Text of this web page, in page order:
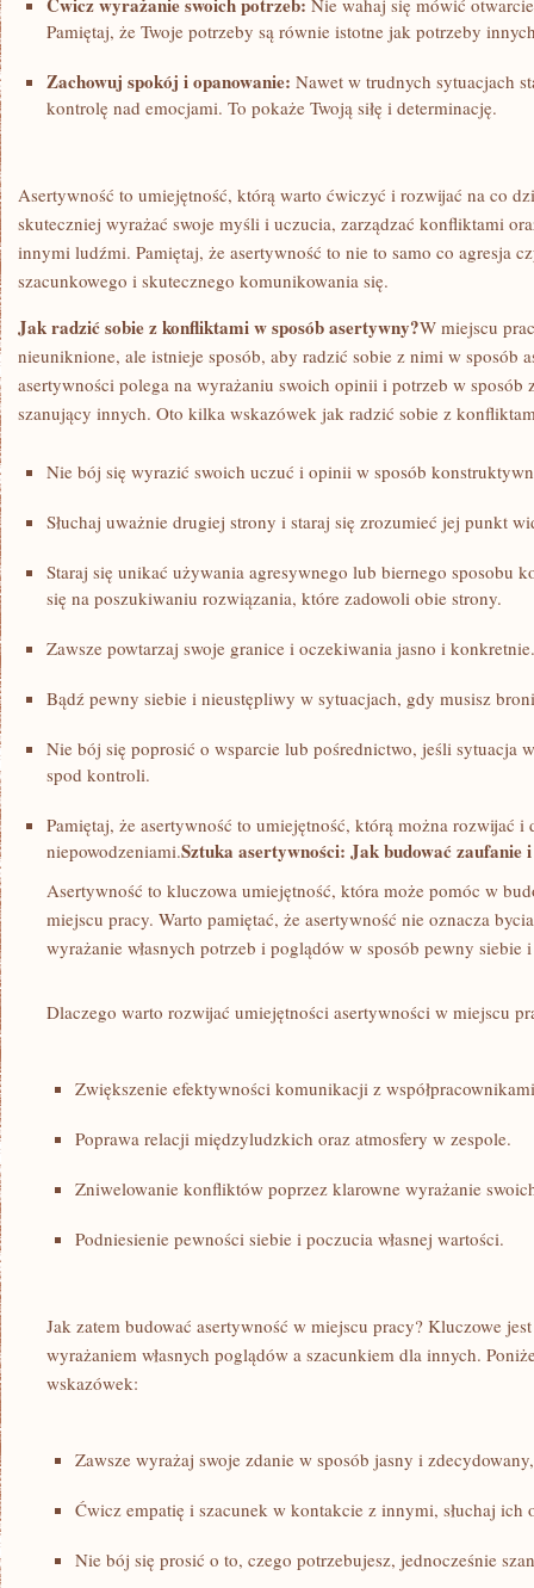
Nie wahaj⁣ się mówić
Pamiętaj, że Twoje potrzeby są równie ​istotne jak potrzeby
Zachowuj ‌spokój⁣ i ​opanowanie: Nawet w trudnych sytuacjach
kontrolę nad emocjami. To pokaże Twoją‍ siłę ⁤i determinację.
Asertywność to umiejętność, którą warto ćwiczyć i rozwijać na co⁢
skuteczniej wyrażać swoje‌ myśli i uczucia, zarządzać konfliktami
innymi ludźmi. Pamiętaj, że‌ asertywność to nie to‌ samo co agresja
szacunkowego i ‍skutecznego komunikowania ⁣się.
Jak radzić sobie z konfliktami w sposób asertywny?W miejscu
nieuniknione, ale istnieje sposób, ⁢aby‌ radzić sobie z nimi w sposób
asertywności polega na‌ wyrażaniu swoich opinii i potrzeb w ‍sposób
szanujący ​innych. Oto kilka ‍wskazówek jak radzić sobie z
Nie ‌bój się wyrazić swoich uczuć i opinii ‌w sposób
Słuchaj uważnie drugiej strony i staraj się zrozumieć jej punkt
Staraj się unikać używania agresywnego‍ lub biernego ‍sposobu
się na poszukiwaniu rozwiązania, które zadowoli obie strony.
Zawsze powtarzaj swoje granice i oczekiwania jasno i konkretnie.
Bądź pewny siebie i​ nieustępliwy w sytuacjach, gdy⁢ musisz
Nie bój się poprosić o⁢ wsparcie lub⁢ pośrednictwo,⁢ jeśli sytuacja
spod‌ kontroli.
Pamiętaj, że asertywność ⁢to umiejętność, którą można ⁣rozwijać
‌niepowodzeniami.Sztuka asertywności: Jak budować zaufanie⁣
Asertywność to ‍kluczowa umiejętność, która ‌może‌ pomóc‌ w
miejscu pracy. Warto pamiętać, że asertywność nie oznacza
wyrażanie własnych potrzeb i poglądów ⁣w sposób pewny siebie
Dlaczego ‍warto ​rozwijać⁤ umiejętności asertywności ⁢w miejscu
Zwiększenie efektywności komunikacji z
Poprawa⁣ relacji międzyludzkich oraz atmosfery w zespole.
Zniwelowanie konfliktów poprzez klarowne ‍wyrażanie
Podniesienie pewności siebie i poczucia własnej wartości.
Jak ⁣zatem budować asertywność w ​miejscu pracy? Kluczowe
wyrażaniem własnych poglądów a szacunkiem ‌dla innych.
wskazówek:
Zawsze wyrażaj swoje zdanie​ w sposób jasny i
Ćwicz empatię i szacunek w kontakcie z innymi, słuchaj
Nie bój się​ prosić o⁣ to, czego potrzebujesz, jednocześnie‌